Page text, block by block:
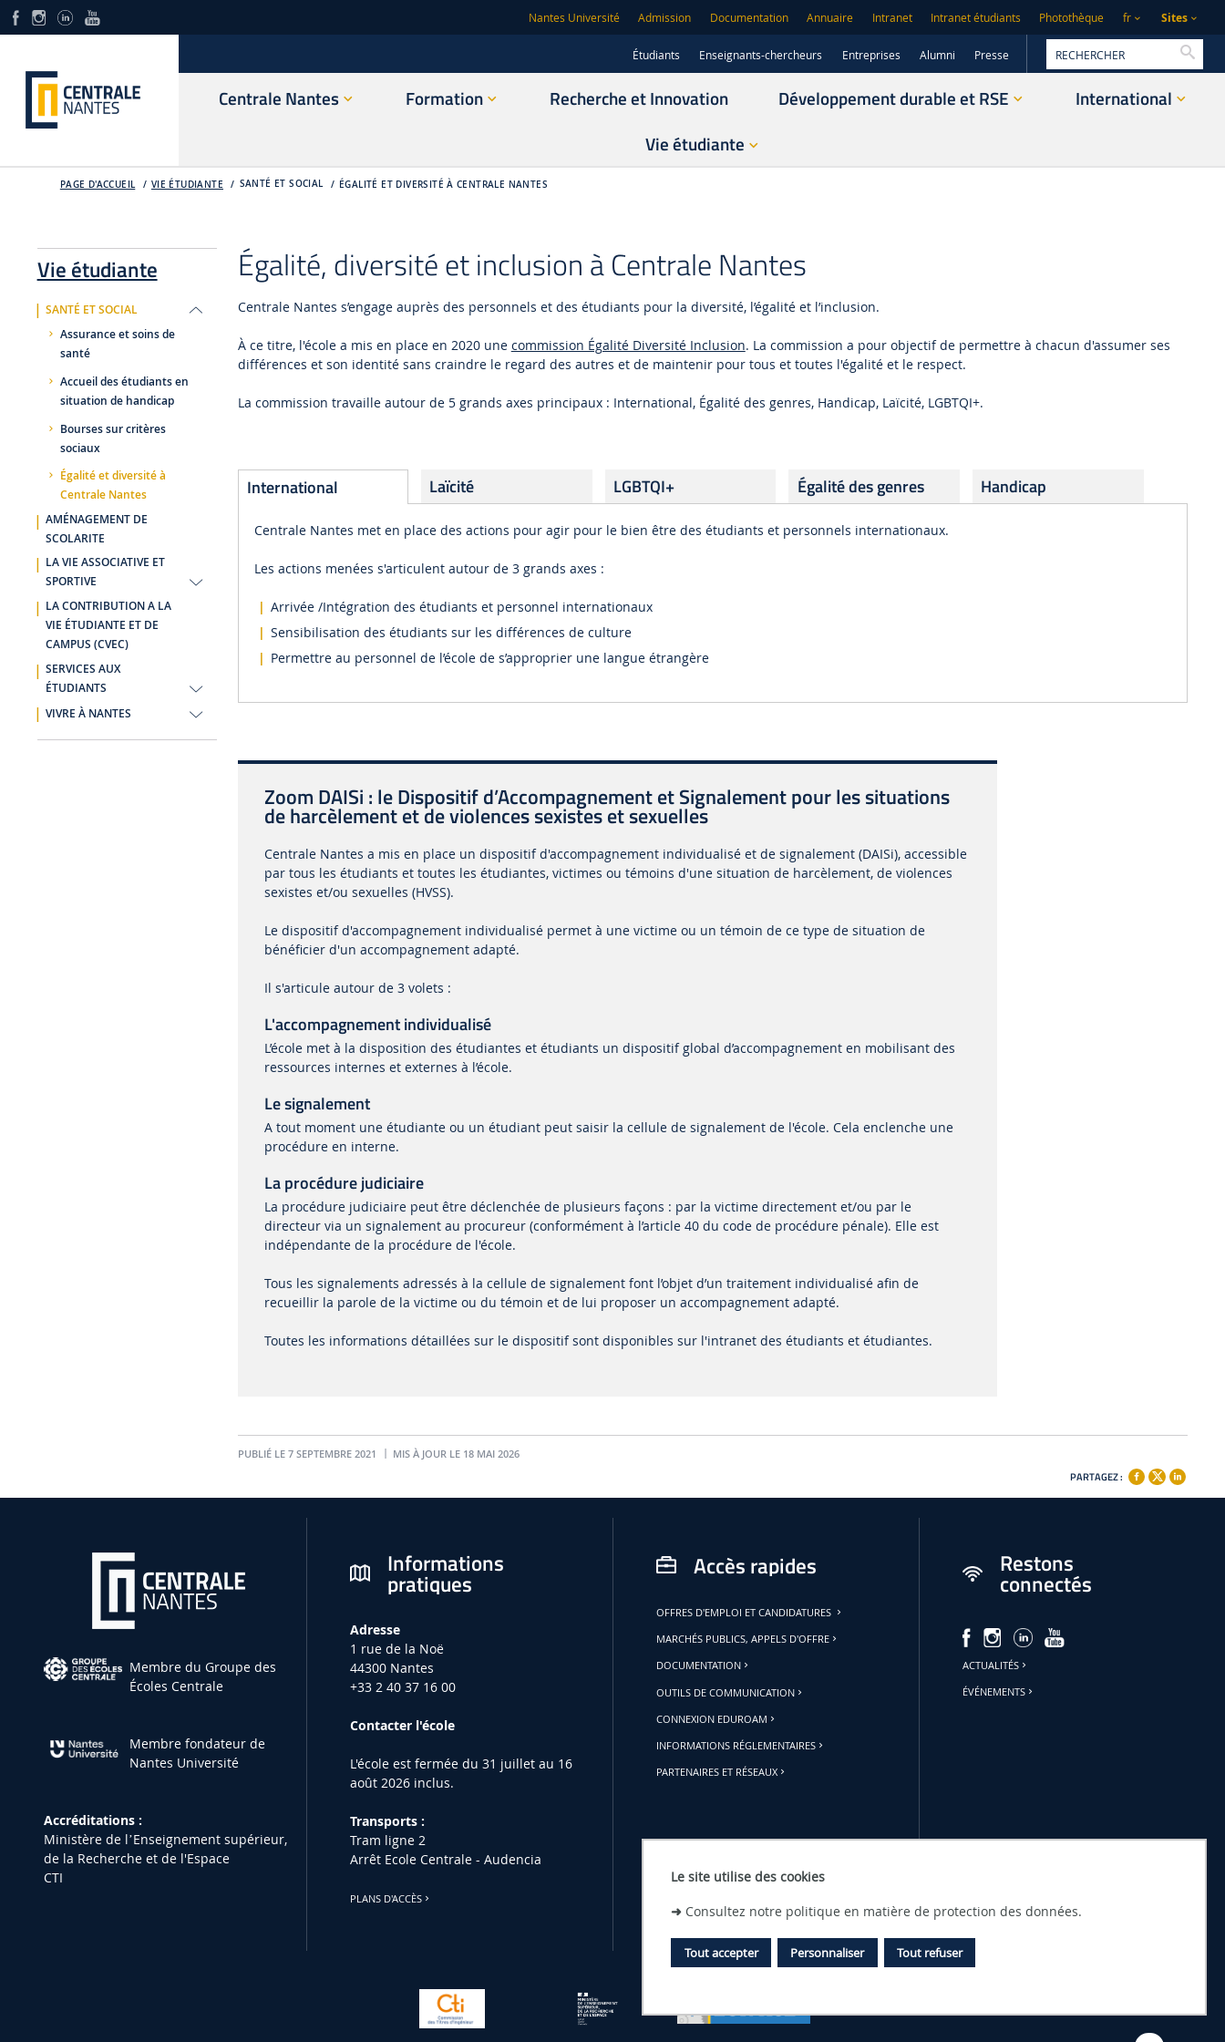
Le site utilise des cookies
➜ Consultez notre politique en matière de protection des données.
Tout accepter Tout refuser
Personnaliser
Nantes Université Admission Documentation Annuaire Intranet Intranet étudiants Photothèque fr Sites
Étudiants Enseignants-chercheurs Entreprises Alumni Presse
Centrale Nantes Formation Recherche et Innovation Développement durable et RSE
International
Vie étudiante
PAGE D'ACCUEIL VIE ÉTUDIANTE SANTÉ ET SOCIAL ÉGALITÉ ET DIVERSITÉ À CENTRALE NANTES
Vie étudiante
SANTÉ ET SOCIAL
Assurance et soins de
santé
Accueil des étudiants en
situation de handicap
Bourses sur critères
sociaux
Égalité et diversité à
Centrale Nantes
AMÉNAGEMENT DE
SCOLARITE
LA VIE ASSOCIATIVE ET
SPORTIVE
LA CONTRIBUTION A LA
VIE ÉTUDIANTE ET DE
CAMPUS (CVEC)
SERVICES AUX
ÉTUDIANTS
VIVRE À NANTES
Égalité, diversité et inclusion à Centrale Nantes
Centrale Nantes s’engage auprès des personnels et des étudiants pour la diversité, l’égalité et l’inclusion.
À ce titre, l'école a mis en place en 2020 une commission Égalité Diversité Inclusion. La commission a pour objectif de permettre à chacun d'assumer ses
différences et son identité sans craindre le regard des autres et de maintenir pour tous et toutes l'égalité et le respect.
La commission travaille autour de 5 grands axes principaux : International, Égalité des genres, Handicap, Laïcité, LGBTQI+.
International Laïcité LGBTQI+ Égalité des genres Handicap
Centrale Nantes met en place des actions pour agir pour le bien être des étudiants et personnels internationaux.
Les actions menées s'articulent autour de 3 grands axes :
Arrivée /Intégration des étudiants et personnel internationaux
Sensibilisation des étudiants sur les différences de culture
Permettre au personnel de l’école de s’approprier une langue étrangère
Zoom DAISi : le Dispositif d’Accompagnement et Signalement pour les situations
de harcèlement et de violences sexistes et sexuelles
Centrale Nantes a mis en place un dispositif d'accompagnement individualisé et de signalement (DAISi), accessible
par tous les étudiants et toutes les étudiantes, victimes ou témoins d'une situation de harcèlement, de violences
sexistes et/ou sexuelles (HVSS).
Le dispositif d'accompagnement individualisé permet à une victime ou un témoin de ce type de situation de
bénéficier d'un accompagnement adapté.
Il s'articule autour de 3 volets :
L'accompagnement individualisé
L’école met à la disposition des étudiantes et étudiants un dispositif global d’accompagnement en mobilisant des
ressources internes et externes à l’école.
Le signalement
A tout moment une étudiante ou un étudiant peut saisir la cellule de signalement de l'école. Cela enclenche une
procédure en interne.
La procédure judiciaire
La procédure judiciaire peut être déclenchée de plusieurs façons : par la victime directement et/ou par le
directeur via un signalement au procureur (conformément à l’article 40 du code de procédure pénale). Elle est
indépendante de la procédure de l'école.
Tous les signalements adressés à la cellule de signalement font l’objet d’un traitement individualisé afin de
recueillir la parole de la victime ou du témoin et de lui proposer un accompagnement adapté.
Toutes les informations détaillées sur le dispositif sont disponibles sur l'intranet des étudiants et étudiantes.
PUBLIÉ LE 7 SEPTEMBRE 2021 MIS À JOUR LE 18 MAI 2026
PARTAGEZ :
Membre du Groupe des
Écoles Centrale
Membre fondateur de
Nantes Université
Accréditations :
Ministère de lʼEnseignement supérieur,
de la Recherche et de l'Espace
CTI
Informations
pratiques
Adresse
1 rue de la Noë
44300 Nantes
+33 2 40 37 16 00
Contacter l'école
L'école est fermée du 31 juillet au 16
août 2026 inclus.
Transports :
Tram ligne 2
Arrêt Ecole Centrale - Audencia
PLANS D'ACCÈS
Accès rapides
OFFRES D'EMPLOI ET CANDIDATURES
MARCHÉS PUBLICS, APPELS D'OFFRE
DOCUMENTATION
OUTILS DE COMMUNICATION
CONNEXION EDUROAM
INFORMATIONS RÉGLEMENTAIRES
PARTENAIRES ET RÉSEAUX
Restons
connectés
ACTUALITÉS
ÉVÉNEMENTS